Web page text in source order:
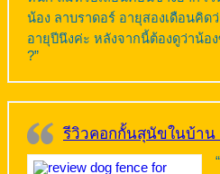
น้อง ลาบราดอร์ อายุสองเดือนคิด
อายุปีนึงค่ะ หลังจากนี้ต้องดูว่าน้
?”
รีวิวคอกกั้นสุนัขในบ้าน